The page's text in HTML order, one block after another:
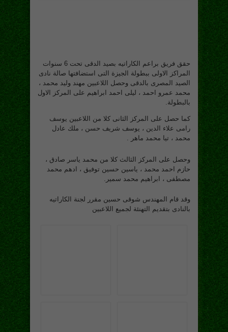
حقق فريق براعم الكاراتيه بصيد الدقى تحت 6 سنوات
المراكز الاولى ببطولة الجيزة التى استضافتها صالة نادى
الصيد المصرى بالدقى وحصل اللاعبين مهند وليد محمد ،
محمد عمرو احمد ، ليلى احمد ابراهيم على المركز الاول
بالبطولة.
كما حصل على المركز الثانى كلا من اللاعبين يوسف
رامى علاء الدين ، يوسف شريف حسن ، ملك عادل
محمد ، تيا محمد ماهر .
وحصل على المركز الثالث كلا من محمد ياسر صادق ،
حازم احمد محمد ، ياسين حسين توفيق ، ادهم محمد
مصطفى ، ابراهيم محمد سمير.
وقد قام المهندس شوقى حسين مقرر لجنة الكاراتيه
بالنادى بتقديم التهنئة لجميع اللاعبين